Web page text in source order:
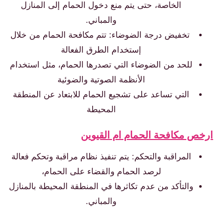
الخاصة، حتى يتم منع دخول الحمام إلى المنازل
والمباني.
تخفيض درجة الضوضاء: تتم مكافحة الحمام من خلال
إستخدام الطرق الفعالة
للحد من الضوضاء التي تصدرها الحمام، مثل استخدام
الأنظمة الصوتية والضوئية
التي تساعد على تشجيع الحمام للابتعاد عن المنطقة
المحيطة
مكافحة الحمام ام القيوين
المراقبة والتحكم: يتم تنفيذ نظام مراقبة وتحكم فعالة
لرصد الحمام والقضاء على الحمام،
والتأكد من عدم تكاثرها في المنطقة المحيطة بالمنازل
والمباني.